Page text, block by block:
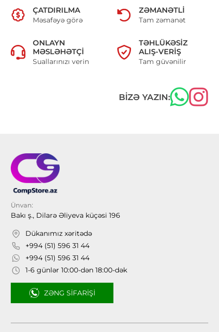
ÇATDIRILMA
Məsafəyə görə
ZƏMANƏTLI
Tam zəmanət
ONLAYN
MƏSLƏHƏTÇI
Suallarınızı verin
TƏHLÜKƏSIZ
ALIŞ-VERIŞ
Tam güvənilir
BIZƏ YAZIN:
Ünvan:
Bakı ş., Dilarə Əliyeva küçəsi 196
Dükanımız xəritədə
+994 (51) 596 31 44
+994 (51) 596 31 44
1-6 günlər 10:00-dən 18:00-dək
ZƏNG SIFARIŞI